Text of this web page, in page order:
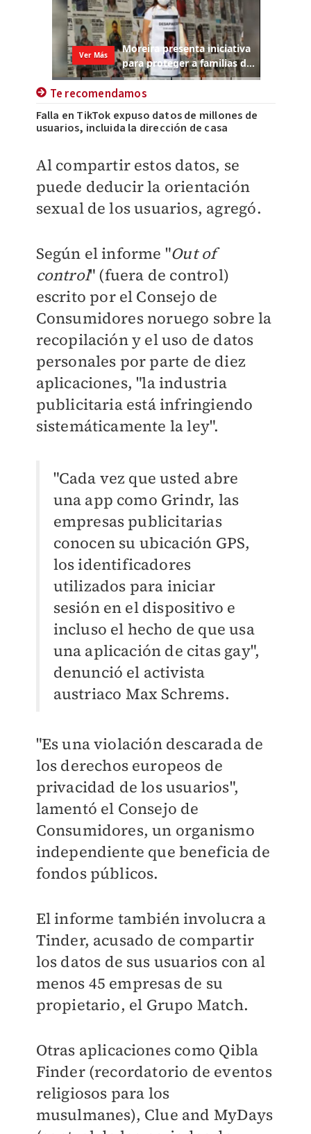
Te recomendamos
Falla en TikTok expuso datos de millones de
usuarios, incluida la dirección de casa
Al compartir estos datos, se
puede deducir la orientación
sexual de los usuarios, agregó.
Según el informe "Out of
control" (fuera de control)
escrito por el Consejo de
Consumidores noruego sobre la
recopilación y el uso de datos
personales por parte de diez
aplicaciones, "la industria
publicitaria está infringiendo
sistemáticamente la ley".
"Cada vez que usted abre
una app como Grindr, las
empresas publicitarias
conocen su ubicación GPS,
los identificadores
utilizados para iniciar
sesión en el dispositivo e
incluso el hecho de que usa
una aplicación de citas gay",
denunció el activista
austriaco Max Schrems.
"Es una violación descarada de
los derechos europeos de
privacidad de los usuarios",
lamentó el Consejo de
Consumidores, un organismo
independiente que beneficia de
fondos públicos.
El informe también involucra a
Tinder, acusado de compartir
los datos de sus usuarios con al
menos 45 empresas de su
propietario, el Grupo Match.
Otras aplicaciones como Qibla
Finder (recordatorio de eventos
religiosos para los
musulmanes), Clue and MyDays